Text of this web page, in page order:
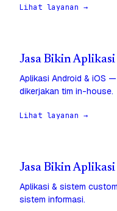
Lihat layanan →
Jasa Bikin
Aplikasi Android & iOS
dikerjakan tim in-house.
Lihat layanan →
Jasa Bikin
Aplikasi & sistem
sistem informasi.